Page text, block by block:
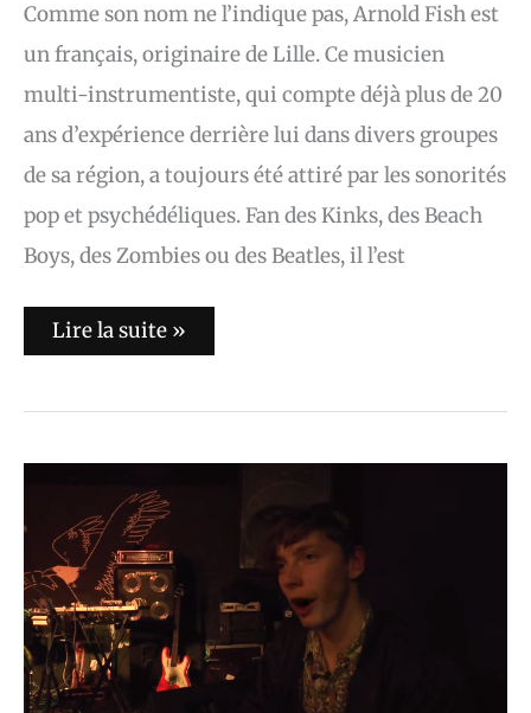
Comme son nom ne l’indique pas, Arnold Fish est
un français, originaire de Lille. Ce musicien
multi-instrumentiste, qui compte déjà plus de 20
ans d’expérience derrière lui dans divers groupes
de sa région, a toujours été attiré par les sonorités
pop et psychédéliques. Fan des Kinks, des Beach
Boys, des Zombies ou des Beatles, il l’est
Lire la suite »
Yuko
le
nostalgique
heureux
(Interview
VO/VF)